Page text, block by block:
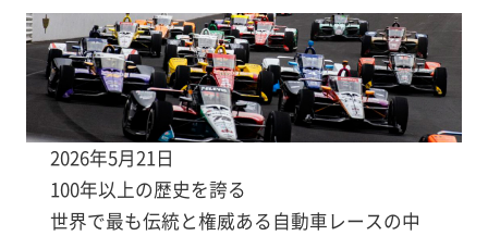
2026年5月21日
100年以上の歴史を誇る
世界で最も伝統と権威ある自動車レースの中